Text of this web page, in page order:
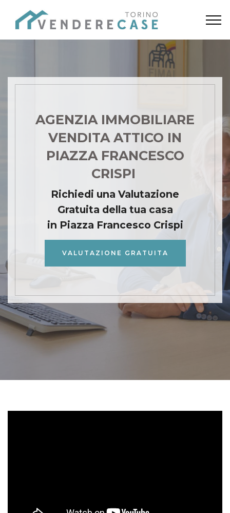
AGENZIA IMMOBILIARE
VENDITA ATTICO IN
PIAZZA FRANCESCO
CRISPI
Richiedi una Valutazione
Gratuita della tua casa
in Piazza Francesco Crispi
VALUTAZIONE GRATUITA